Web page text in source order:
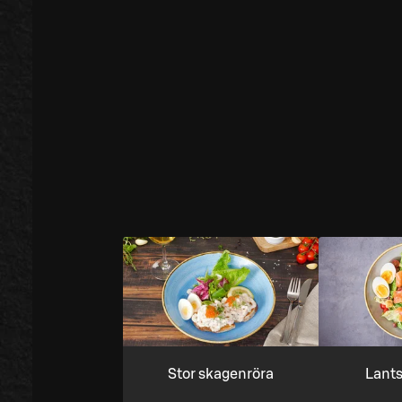
Stor skagenröra